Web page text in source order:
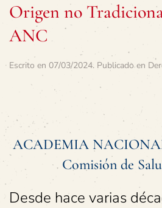
Origen no
ANC
Escrito en 07/03/2024. Publicado en
ACADEMIA
Comisión de
Desde hace varias